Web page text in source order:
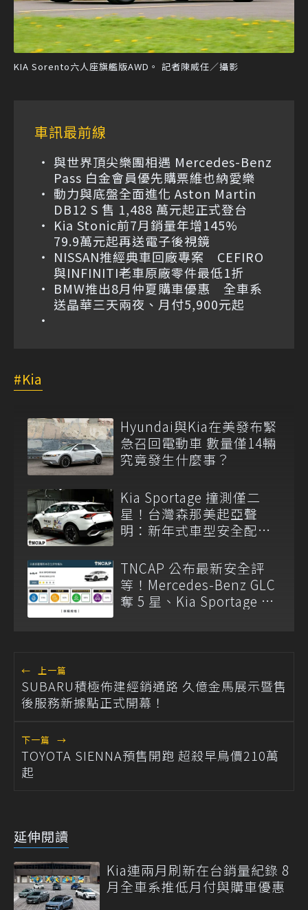
KIA Sorento六人座旗艦版AWD。 記者陳威任／攝影
車訊最前線
與世界頂尖樂團相遇 Mercedes-Benz
Pass 白金會員優先購票維也納愛樂
動力與底盤全面進化 Aston Martin
DB12 S 售 1,488 萬元起正式登台
Kia Stonic前7月銷量年增145%
79.9萬元起再送電子後視鏡
NISSAN推經典車回廠專案 CEFIRO
與INFINITI老車原廠零件最低1折
BMW推出8月仲夏購車優惠 全車系
送晶華三天兩夜、月付5,900元起
Kia
Hyundai與Kia在美發布緊
急召回電動車 數量僅14輛
究竟發生什麼事？
Kia Sportage 撞測僅二
星！台灣森那美起亞聲
明：新年式車型安全配備
TNCAP 公布最新安全評
等！Mercedes-Benz GLC
奪 5 星、Kia Sportage 僅
← 上一篇
SUBARU積極佈建經銷通路 久億金馬展示暨售
後服務新據點正式開幕！
下一篇 →
TOYOTA SIENNA預售開跑 超殺早鳥價210萬
起
延伸閱讀
Kia連兩月刷新在台銷量紀錄 8
月全車系推低月付與購車優惠